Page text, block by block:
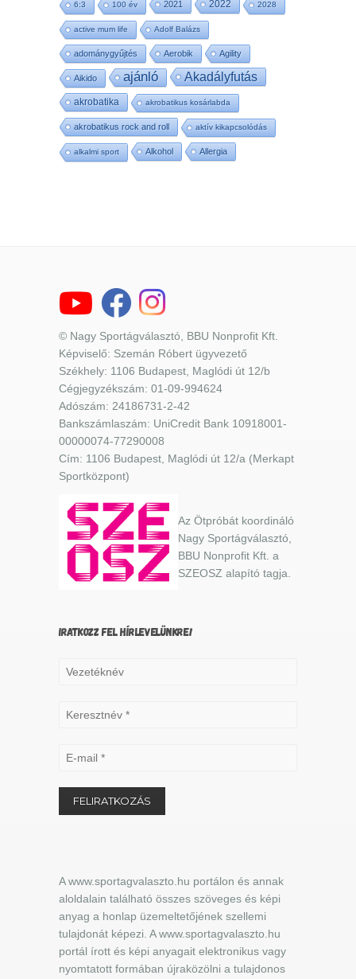
6:3 100 év 2021 2022 2028
active mum life Adolf Balázs
adománygyűjtés Aerobik Agility
Aikido ajánló Akadályfutás
akrobatika akrobatikus kosárlabda
akrobatikus rock and roll aktív kikapcsolódás
alkalmi sport Alkohol Allergia
© Nagy Sportágválasztó, BBU Nonprofit Kft.
Képviselő: Szemán Róbert ügyvezető
Székhely: 1106 Budapest, Maglódi út 12/b
Cégjegyzékszám: 01-09-994624
Adószám: 24186731-2-42
Bankszámlaszám: UniCredit Bank 10918001-
00000074-77290008
Cím: 1106 Budapest, Maglódi út 12/a (Merkapt
Sportközpont)
Az Ötpróbát koordináló
Nagy Sportágválasztó,
BBU Nonprofit Kft. a
SZEOSZ alapító tagja.
IRATKOZZ FEL HÍRLEVELÜNKRE!
A www.sportagvalaszto.hu portálon és annak
aloldalain található összes szöveges és képi
anyag a honlap üzemeltetőjének szellemi
tulajdonát képezi. A www.sportagvalaszto.hu
portál írott és képi anyagait elektronikus vagy
nyomtatott formában újraközölni a tulajdonos